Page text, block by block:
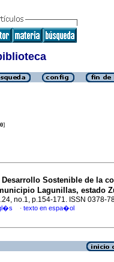
]
Desarrollo Sostenible de la
Lagunillas, estado
no.1, p.154-171. ISSN 0378-
· texto en espa�ol